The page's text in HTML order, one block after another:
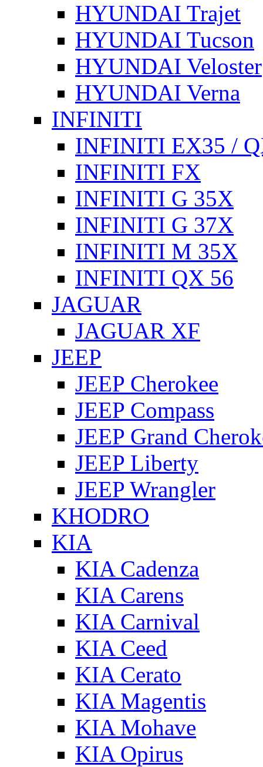
HYUNDAI Trajet
HYUNDAI Tucson
HYUNDAI Veloster
HYUNDAI Verna
INFINITI
INFINITI EX35 /
INFINITI FX
INFINITI G 35X
INFINITI G 37X
INFINITI M 35X
INFINITI QX 56
JAGUAR
JAGUAR XF
JEEP
JEEP Cherokee
JEEP Compass
JEEP Grand
JEEP Liberty
JEEP Wrangler
KHODRO
KIA
KIA Cadenza
KIA Carens
KIA Carnival
KIA Ceed
KIA Cerato
KIA Magentis
KIA Mohave
KIA Opirus